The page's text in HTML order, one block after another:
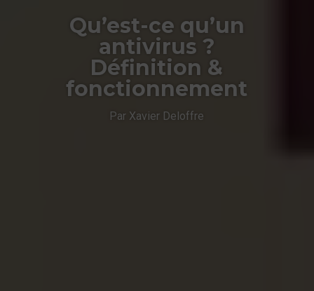
Qu’est-ce qu’un
antivirus ?
Définition &
fonctionnement
Par Xavier Deloffre